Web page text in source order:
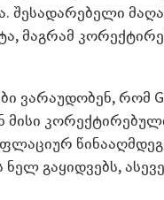
მაგრამ
ვარაუდობენ, რომ
გაყიდვებს,